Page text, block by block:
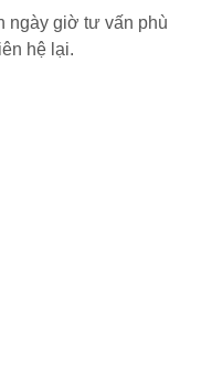
ngày giờ tư vấn phù
hệ lại.